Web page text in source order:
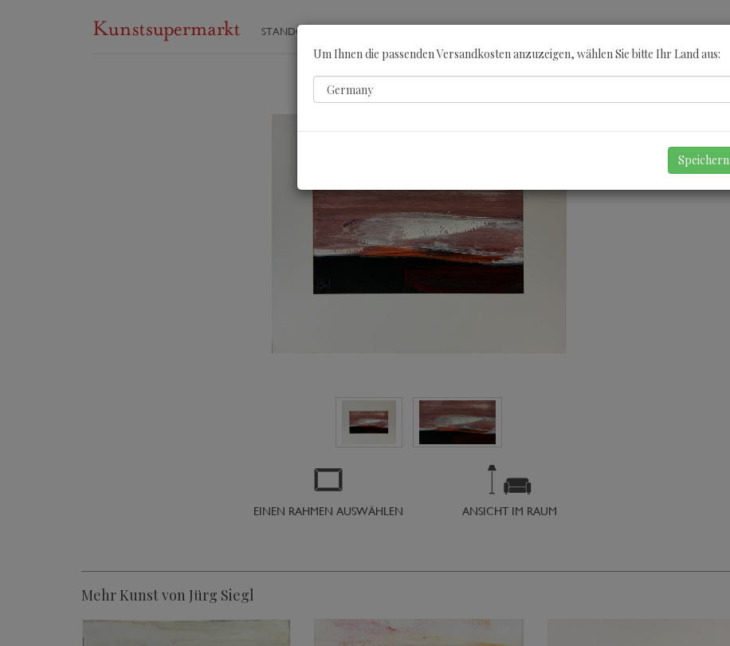
STANDORTE
EINEN RAHMEN AUSWÄHLEN ANSICHT IM RAUM
Mehr Kunst von Jürg Siegl
Um Ihnen die passenden Versandkosten anzuzeigen, wählen Sie bitte Ihr Land aus:
Speichern